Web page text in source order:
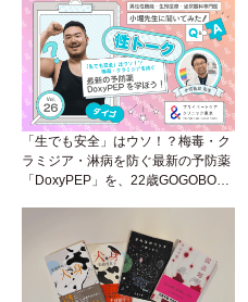
「生でも安全」はウソ！？梅毒・ク
ラミジア・淋病を防ぐ最新の予防薬
「DoxyPEP」を、22歳GOGOBOY
（Vol.26）